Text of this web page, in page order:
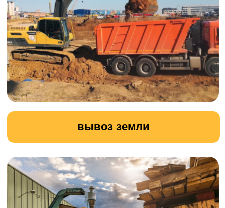
вывоз строительного мусора